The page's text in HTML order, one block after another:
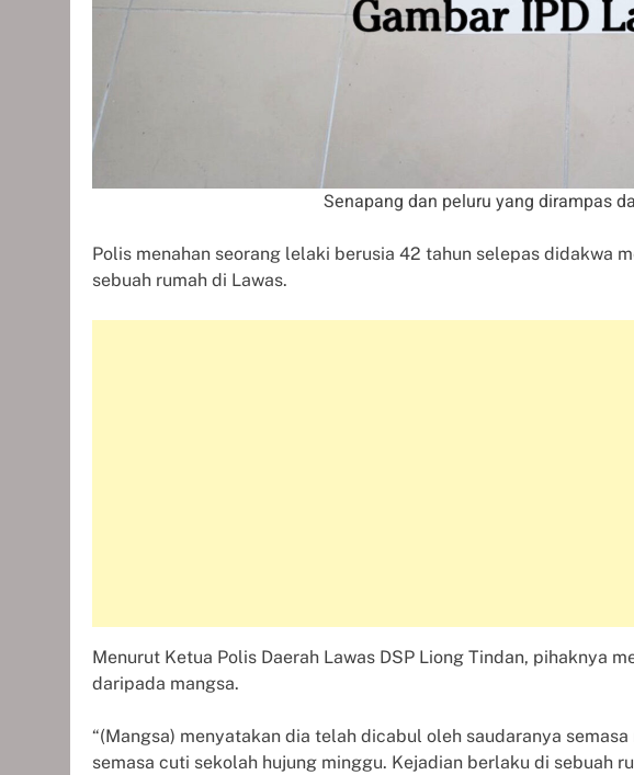
Senapang dan peluru yang dirampas
Polis menahan seorang lelaki berusia 42 tahun selepas didakwa
sebuah rumah di Lawas.
Menurut Ketua Polis Daerah Lawas DSP Liong Tindan, pihaknya
daripada mangsa.
“(Mangsa) menyatakan dia telah dicabul oleh saudaranya
semasa cuti sekolah hujung minggu. Kejadian berlaku di sebuah